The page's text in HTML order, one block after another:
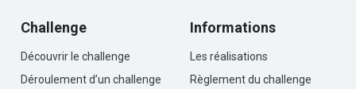
Challenge
Découvrir le challenge
Déroulement d’un challenge
Informations
Les réalisations
Règlement du challenge